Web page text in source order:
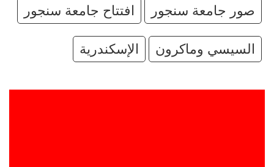
صور جامعة سنجور افتتاح جامعة سنجور
السيسي وماكرون الإسكندرية